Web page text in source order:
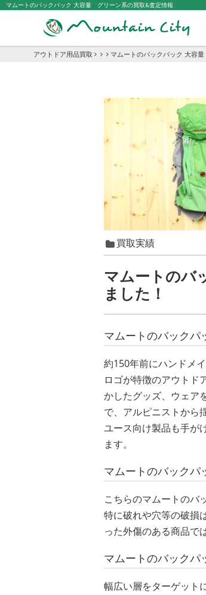
マムートのバックパック 大容量 グリーン系の買取&査定情報
アウトドア用品買取 マムートのバックパック 大容
買取実績
マムートのバ
ました！
マムートのバックパ
約150年前にハンドメ
ロゴが特徴のアウトド
かしたグッズ、ウェア
で、アルピニストから
ユース向け製品も手が
ます。
マムートのバックパ
こちらのマムートのバ
特に破れや穴等の破損
った外傷のある商品で
マムートのバックパ
幅広い層をターゲット